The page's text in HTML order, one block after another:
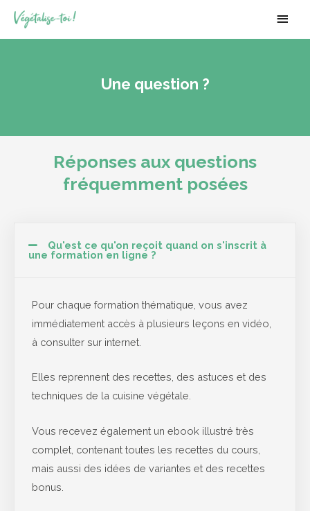
Aller
Une question ?
Réponses aux questions
fréquemment posées
Qu'est ce qu'on reçoit quand on s'inscrit à
une formation en ligne ?
Pour chaque formation thématique, vous avez
immédiatement accès à plusieurs leçons en vidéo,
à consulter sur internet.
Elles reprennent des recettes, des astuces et des
techniques de la cuisine végétale.
Vous recevez également un ebook illustré très
complet, contenant toutes les recettes du cours,
mais aussi des idées de variantes et des recettes
bonus.